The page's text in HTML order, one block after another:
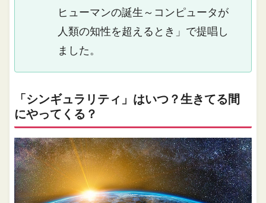
ヒューマンの誕生～コンピュータが
人類の知性を超えるとき」で提唱し
ました。
「シンギュラリティ」はいつ？生きてる間
にやってくる？